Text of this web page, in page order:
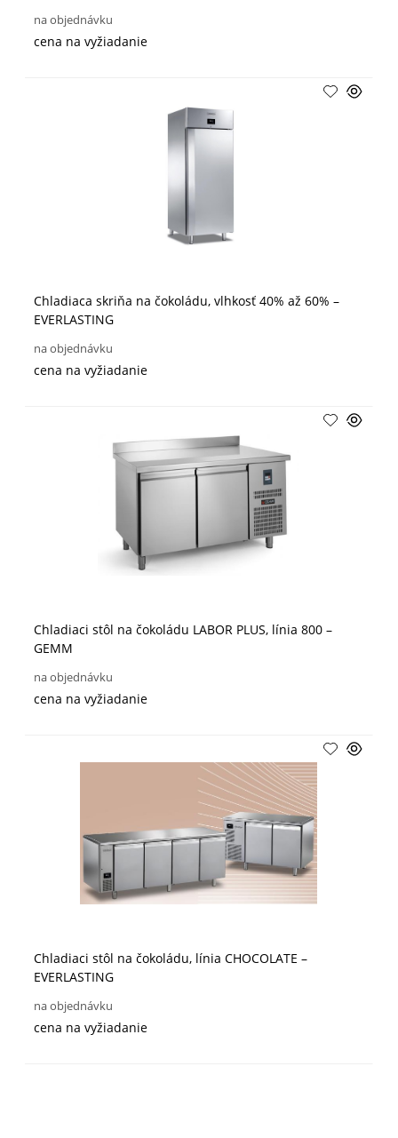
na objednávku
cena na vyžiadanie
Chladiaca skriňa na čokoládu, vlhkosť 40% až 60% –
EVERLASTING
na objednávku
cena na vyžiadanie
Chladiaci stôl na čokoládu LABOR PLUS, línia 800 –
GEMM
na objednávku
cena na vyžiadanie
Chladiaci stôl na čokoládu, línia CHOCOLATE –
EVERLASTING
na objednávku
cena na vyžiadanie